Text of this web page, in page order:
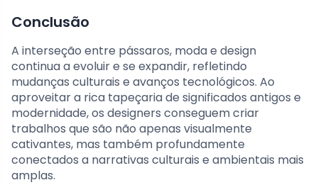
Conclusão
A interseção entre pássaros, moda e design
continua a evoluir e se expandir, refletindo
mudanças culturais e avanços tecnológicos. Ao
aproveitar a rica tapeçaria de significados antigos e
modernidade, os designers conseguem criar
trabalhos que são não apenas visualmente
cativantes, mas também profundamente
conectados a narrativas culturais e ambientais mais
amplas.